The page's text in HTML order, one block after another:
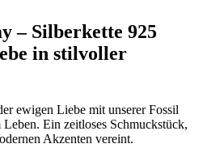
– Silberkette 925
in stilvoller
ewigen Liebe mit unserer Fossil
Ein zeitloses Schmuckstück,
Akzenten vereint.